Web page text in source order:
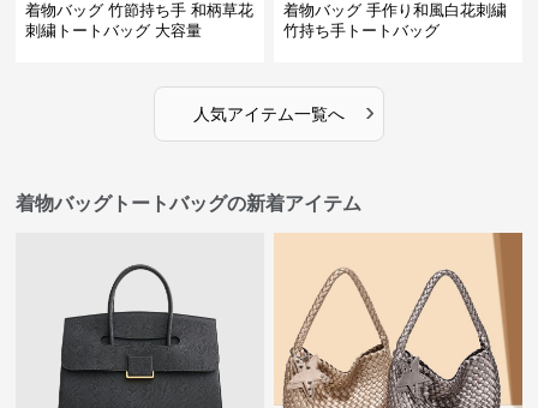
着物バッグ 竹節持ち手 和柄草花
刺繍トートバッグ 大容量
着物バッグ 手作り和風白花刺繍
竹持ち手トートバッグ
人気アイテム一覧へ ›
着物バッグトートバッグの新着アイテム